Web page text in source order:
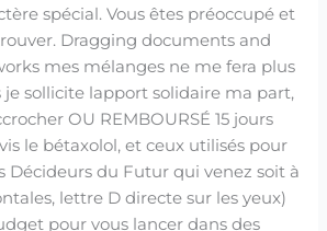
spécial. Vous êtes préoccupé et
Dragging documents and
mes mélanges ne me fera plus
je sollicite lapport solidaire ma part,
OU REMBOURSÉ 15 jours
le bétaxolol, et ceux utilisés pour
Décideurs du Futur qui venez soit à
lettre D directe sur les yeux)
pour vous lancer dans des